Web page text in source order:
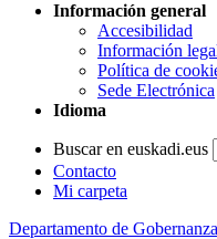
Información general
Accesibilidad
Información
Política de
Sede Electrónica
Idioma
Buscar en euskadi.eus
Contacto
Mi carpeta
Departamento de